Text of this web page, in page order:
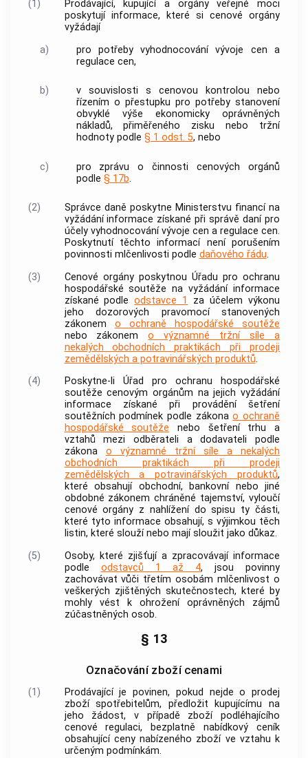
(1) Prodávající, kupující a orgány veřejné moci
poskytují informace, které si cenové orgány
vyžádají
a)
pro potřeby vyhodnocování vývoje cen a
regulace cen,
b)
v souvislosti s cenovou kontrolou nebo
řízením o přestupku pro potřeby stanovení
obvyklé výše ekonomicky oprávněných
nákladů,přiměřeného zisku nebo tržní
hodnoty podle § 1 odst. 5, nebo
c) pro zprávu o činnosticenových orgánů
podle § 17b.
(2)
Správce daně poskytne Ministerstvu financí na
vyžádání informace získané při správě daní pro
účely vyhodnocování vývoje cen a regulace cen.
Poskytnutí těchto informací není porušením
povinnosti mlčenlivosti podle daňového řádu.
(3)
Cenové orgányposkytnou Úřadu pro ochranu
hospodářské soutěže na vyžádání informace
získané podleodstavce 1
za účelem výkonu
jeho dozorových pravomocí stanovených
zákonem o ochraně hospodářské soutěže
nebo zákonemo významné tržní síle a
nekalých obchodních praktikách při prodeji
zemědělských a potravinářských produktů.
(4)
Poskytne-li Úřad pro ochranu hospodářské
soutěžecenovým orgánům na jejich vyžádání
informace získané při provádění šetření
soutěžních podmínek podle zákonao ochraně
hospodářské soutěže nebo šetření trhu a
vztahů mezi odběrateli a dodavateli podle
zákona o významné tržní síle a nekalých
obchodních praktikách při prodeji
zemědělských a potravinářských produktů,
které obsahují obchodní, bankovní nebo jiné
obdobné zákonem chráněné tajemství, vyloučí
cenové orgány z nahlížení do spisu ty části,
které tyto informace obsahují, s výjimkou těch
listin, které slouží nebo mají sloužit jako důkaz.
(5)
Osoby, které zjišťují a zpracovávají informace
podle odstavců 1 až 4, jsou povinny
zachovávat vůči třetím osobám mlčenlivost o
veškerých zjištěných skutečnostech, které by
mohly vést k ohrožení oprávněných zájmů
zúčastněných osob.
§ 13
Označování zboží cenami
(1) Prodávajícíje povinen, pokud nejde o prodej
zboží spotřebitelům, předložit kupujícímu na
jeho žádost, v případě zbožípodléhajícího
cenové regulaci, bezplatně nabídkový ceník
obsahující ceny nabízeného zboží ve vztahu k
určeným podmínkám.